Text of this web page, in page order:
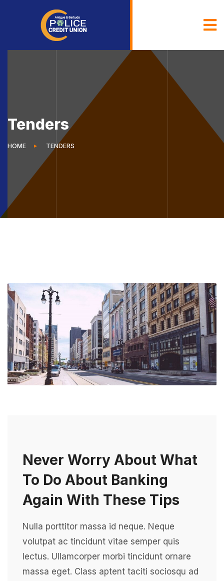
Tenders
HOME TENDERS
Never Worry About What
To Do About Banking
Again With These Tips
Nulla porttitor massa id neque. Neque
volutpat ac tincidunt vitae semper quis
lectus. Ullamcorper morbi tincidunt ornare
massa eget. Class aptent taciti sociosqu ad